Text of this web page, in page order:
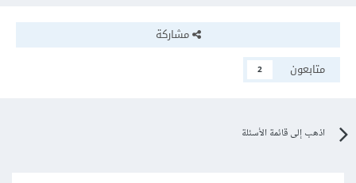
مشاركة
متابعون
2
اذهب إلى قائمة الأسئلة